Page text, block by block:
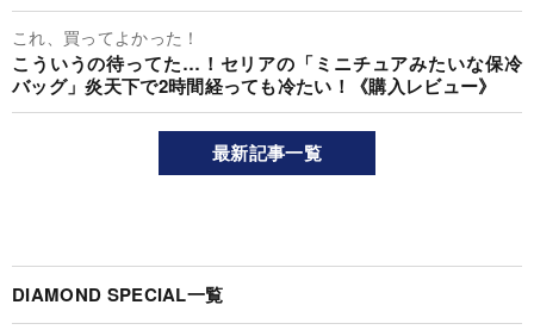
これ、買ってよかった！
こういうの待ってた…！セリアの「ミニチュアみたいな保冷
バッグ」炎天下で2時間経っても冷たい！《購入レビュー》
最新記事一覧
DIAMOND SPECIAL一覧